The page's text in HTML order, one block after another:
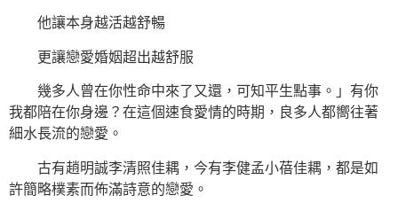
他讓本身越活越舒暢
更讓戀愛婚姻超出越舒服
幾多人曾在你性命中來了又還，可知平生點事。」有你
我都陪在你身邊？在這個速食愛情的時期，良多人都嚮往著
細水長流的戀愛。
古有趙明誠李清照佳耦，今有李健孟小蓓佳耦，都是如
許簡略樸素而佈滿詩意的戀愛。